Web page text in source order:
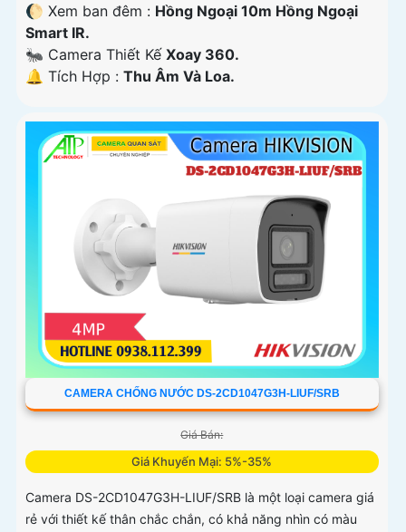
🌔 Xem ban đêm : Hồng Ngoại 10m Hồng Ngoại
Smart IR.
🐜 Camera Thiết Kế Xoay 360.
️🔔 Tích Hợp : Thu Âm Và Loa.
CAMERA CHỐNG NƯỚC DS-2CD1047G3H-LIUF/SRB
Giá Bán:
Giá Khuyến Mại: 5%-35%
Camera DS-2CD1047G3H-LIUF/SRB là một loại camera giá
rẻ với thiết kế thân chắc chắn, có khả năng nhìn có màu